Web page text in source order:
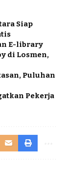
Siap
E-library
di Losmen,
Puluhan
Pekerja